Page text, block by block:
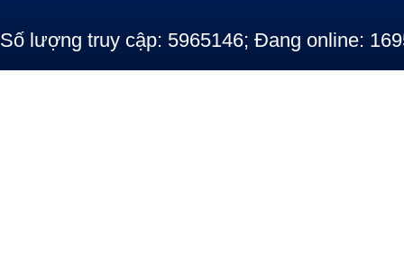
Số lượng truy cập: 5965146; Đang online: